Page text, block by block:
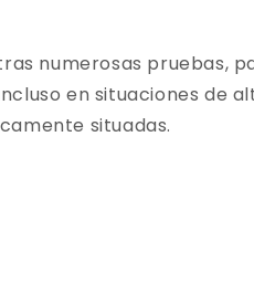
numerosas pruebas,
en situaciones de
situadas.